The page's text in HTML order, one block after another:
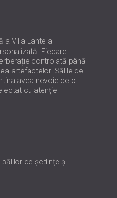
a Villa Lante a
Fiecare
controlată până
artefactelor. Sălile de
avea nevoie de o
cu atenție
de ședințe și